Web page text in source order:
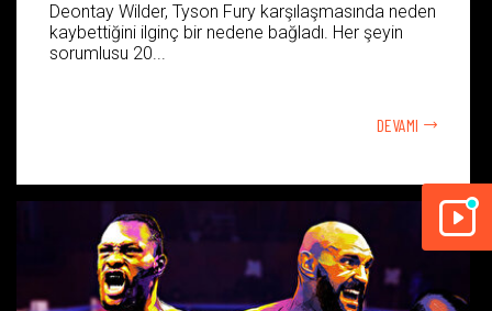
Deontay Wilder, Tyson Fury karşılaşmasında neden
kaybettiğini ilginç bir nedene bağladı. Her şeyin
sorumlusu 20...
DEVAMI